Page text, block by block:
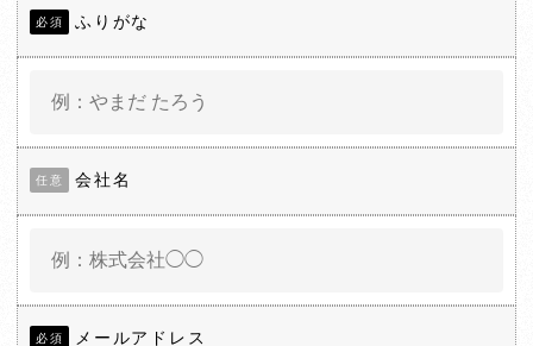
必須 ふりがな
任意 会社名
必須 メールアドレス